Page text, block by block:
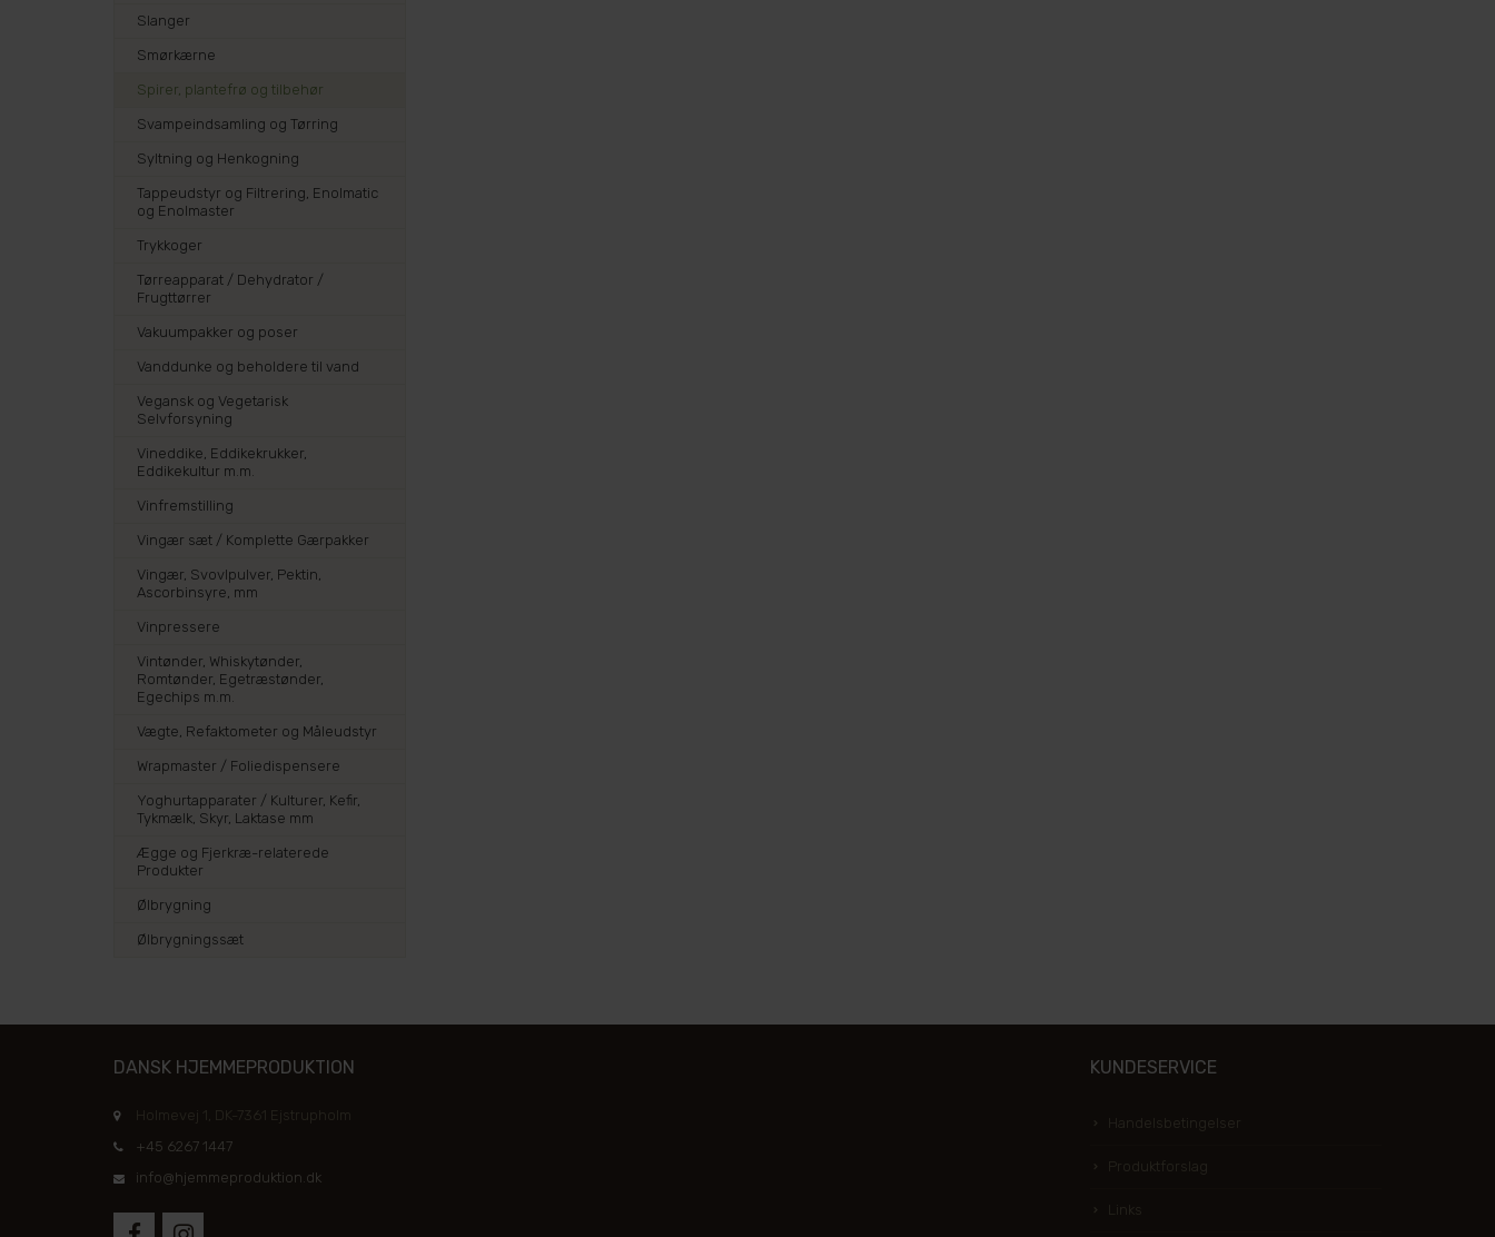
Slanger
Smørkærne
Spirer, plantefrø og tilbehør
Svampeindsamling og Tørring
Syltning og Henkogning
Tappeudstyr og Filtrering, Enolmatic
og Enolmaster
Trykkoger
Tørreapparat / Dehydrator /
Frugttørrer
Vakuumpakker og poser
Vanddunke og beholdere til vand
Vegansk og Vegetarisk
Selvforsyning
Vineddike, Eddikekrukker,
Eddikekultur m.m.
Vinfremstilling
Vingær sæt / Komplette Gærpakker
Vingær, Svovlpulver, Pektin,
Ascorbinsyre, mm
Vinpressere
Vintønder, Whiskytønder,
Romtønder, Egetræstønder,
Egechips m.m.
Vægte, Refaktometer og Måleudstyr
Wrapmaster / Foliedispensere
Yoghurtapparater / Kulturer, Kefir,
Tykmælk, Skyr, Laktase mm
Ægge og Fjerkræ-relaterede
Produkter
Ølbrygning
Ølbrygningssæt
DANSK HJEMMEPRODUKTION
Holmevej 1, DK-7361 Ejstrupholm
+45 6267 1447
info@hjemmeproduktion.dk
KUNDESERVICE
Handelsbetingelser
Produktforslag